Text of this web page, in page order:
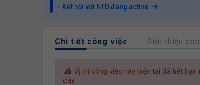
Kết nối với NTD đang active
Chi tiết công việc Giới thiệu
Vị trí công việc này hiện tại đã hết
đây: